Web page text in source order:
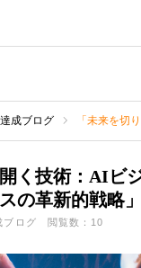
成ブログ 「未来を切り開く技術：AI
開く技術：AIビ
の革新的戦略」
ブログ 閲覧数：10